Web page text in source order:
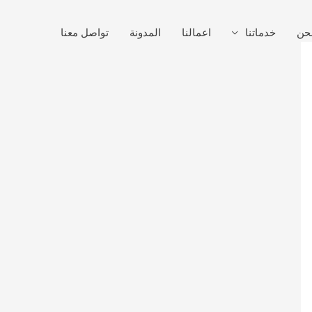
خدماتنا اعمالنا المدونة تواصل معنا